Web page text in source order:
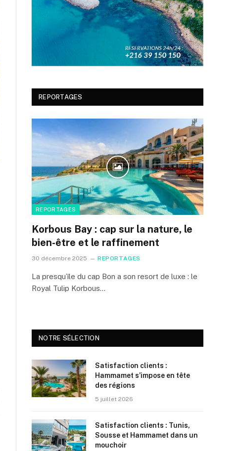
REPORTAGES
REPORTAGES
Korbous Bay : cap sur la nature, le
bien-être et le raffinement
30 décembre 2025 REPORTAGES
La presqu’île du cap Bon a son resort de luxe : le
Royal Tulip Korbous…
NOTRE SÉLECTION
Satisfaction clients :
Hammamet s’impose en tête
des régions
5 juillet 2026
Satisfaction clients : Tunis,
Sousse et Hammamet dans un
mouchoir